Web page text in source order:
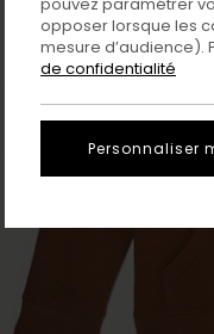
opposer lorsque les
mesure d’audience).
de confidentialité
Personnaliser